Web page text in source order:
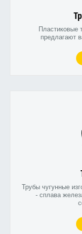
Пластиковые
предлагают
Трубы чугунные
- сплава